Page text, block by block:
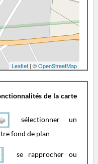
Leaflet | ©OpenStreetMap
de la carte
sélectionner un
fond de plan
se rapprocher ou